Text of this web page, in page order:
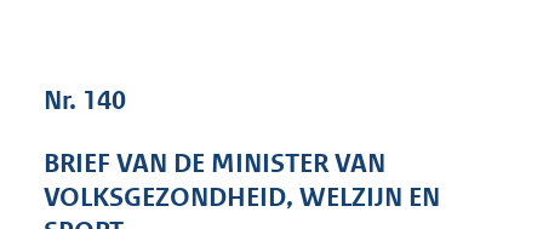
K
b
Nr. 140
BRIEF VAN DE MINISTER VAN
VOLKSGEZONDHEID, WELZIJN EN